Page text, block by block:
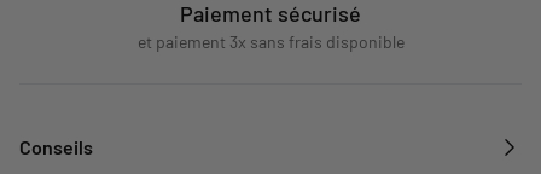
Paiement sécurisé
et paiement 3x sans frais disponible
Conseils